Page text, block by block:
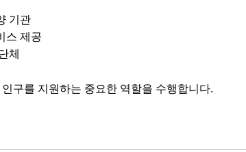
기관
스 제공
체
구를 지원하는 중요한 역할을 수행합니다.